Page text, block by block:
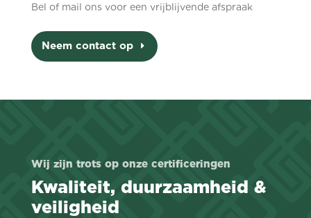
Bel of mail ons voor een vrijblijvende afspraak
Neem contact op
Wij zijn trots op onze certificeringen
Kwaliteit, duurzaamheid &
veiligheid